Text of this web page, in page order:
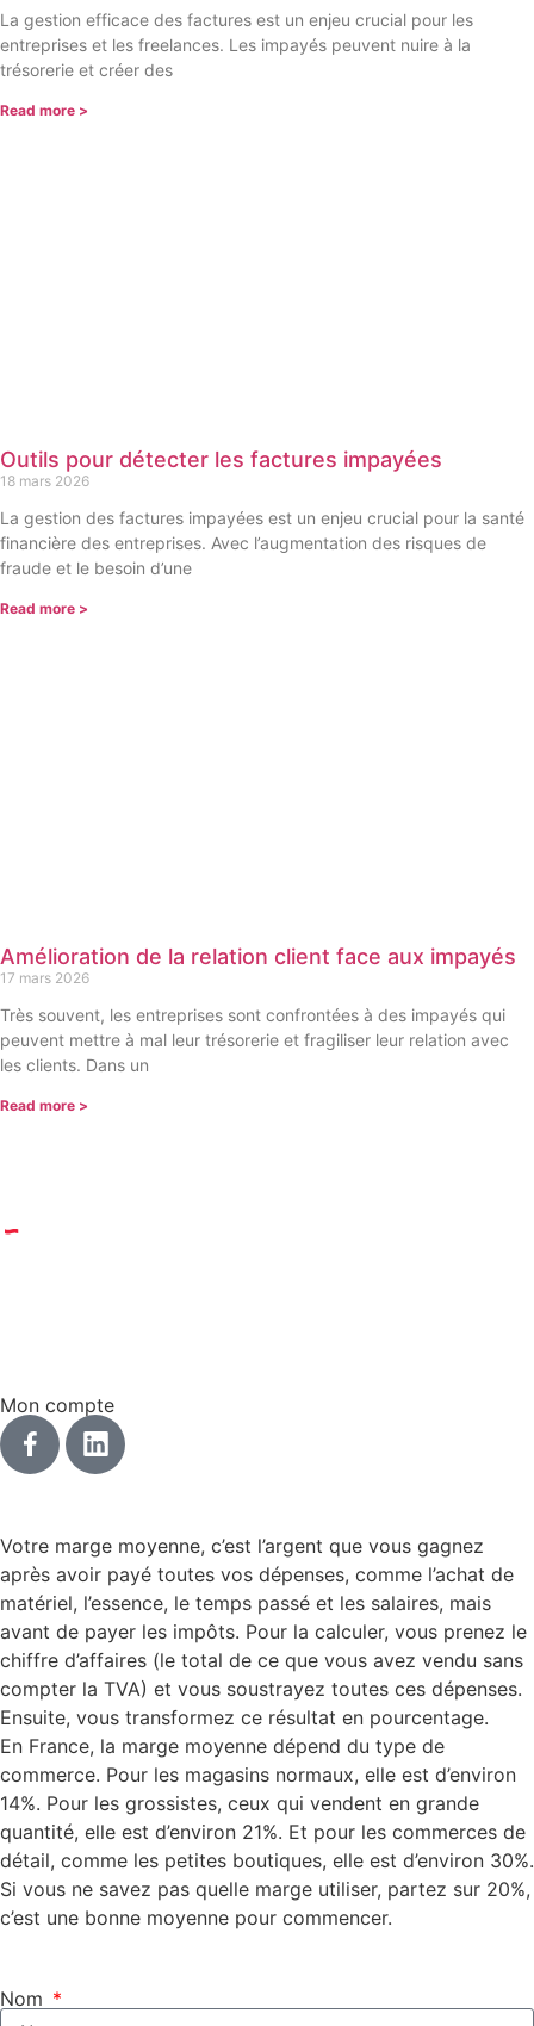
La gestion efficace des factures est un enjeu crucial pour les
entreprises et les freelances. Les impayés peuvent nuire à la
trésorerie et créer des
Read more >
Outils pour détecter les factures impayées
18 mars 2026
La gestion des factures impayées est un enjeu crucial pour la santé
financière des entreprises. Avec l’augmentation des risques de
fraude et le besoin d’une
Read more >
Amélioration de la relation client face aux impayés
17 mars 2026
Très souvent, les entreprises sont confrontées à des impayés qui
peuvent mettre à mal leur trésorerie et fragiliser leur relation avec
les clients. Dans un
Read more >
Mon compte
Votre marge moyenne, c’est l’argent que vous gagnez
après avoir payé toutes vos dépenses, comme l’achat de
matériel, l’essence, le temps passé et les salaires, mais
avant de payer les impôts. Pour la calculer, vous prenez le
chiffre d’affaires (le total de ce que vous avez vendu sans
compter la TVA) et vous soustrayez toutes ces dépenses.
Ensuite, vous transformez ce résultat en pourcentage.
En France, la marge moyenne dépend du type de
commerce. Pour les magasins normaux, elle est d’environ
14%. Pour les grossistes, ceux qui vendent en grande
quantité, elle est d’environ 21%. Et pour les commerces de
détail, comme les petites boutiques, elle est d’environ 30%.
Si vous ne savez pas quelle marge utiliser, partez sur 20%,
c’est une bonne moyenne pour commencer.
Nom